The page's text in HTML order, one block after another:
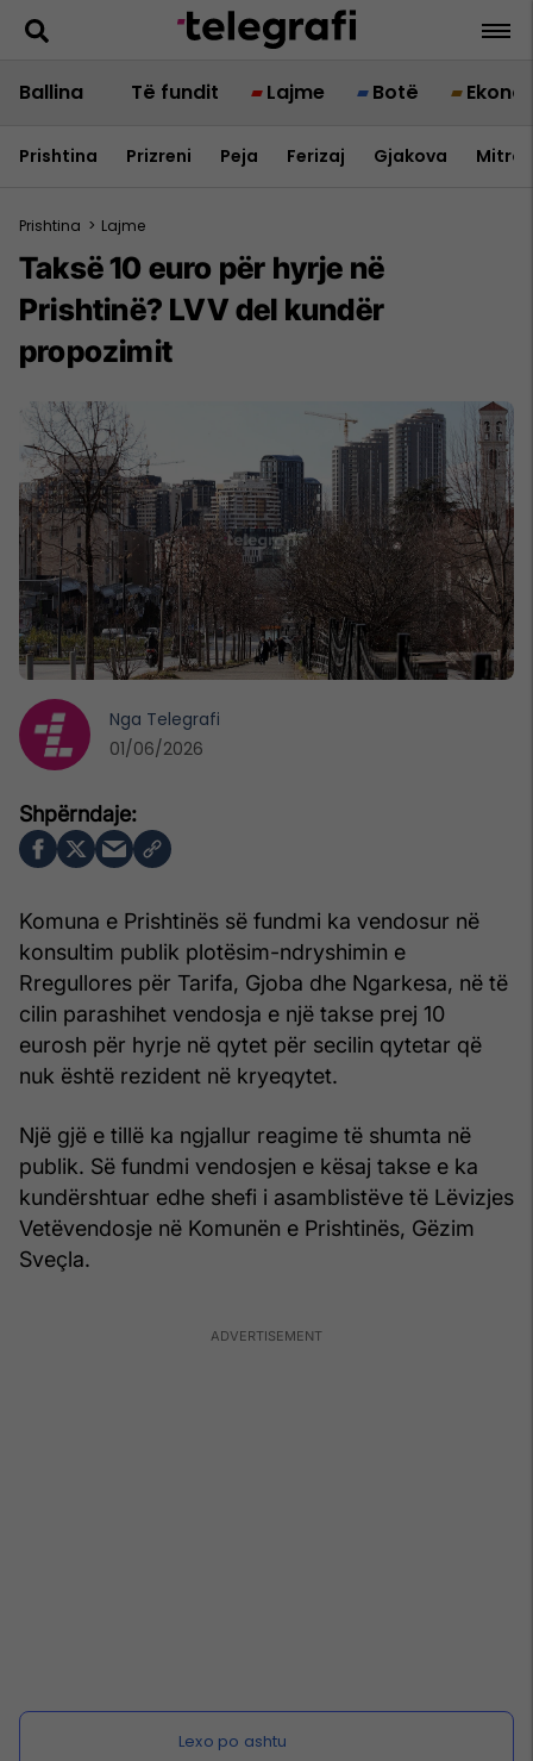
Ballina Të fundit Lajme Botë
Prishtina Prizreni Peja Ferizaj Gjakova
Prishtina > Lajme
Taksë 10 euro për hyrje në
Prishtinë? LVV del kundër
propozimit
Komuna e Prishtinës së fundmi ka vendosur në
konsultim publik plotësim-ndryshimin e
Rregullores për Tarifa, Gjoba dhe Ngarkesa, në të
cilin parashihet vendosja e një takse prej 10
eurosh për hyrje në qytet për secilin qytetar që
nuk është rezident në kryeqytet.
Një gjë e tillë ka ngjallur reagime të shumta në
publik. Së fundmi vendosjen e kësaj takse e ka
kundërshtuar edhe shefi i asamblistëve të Lëvizjes
Vetëvendosje në Komunën e Prishtinës, Gëzim
Sveçla.
Nga Telegrafi
01/06/2026